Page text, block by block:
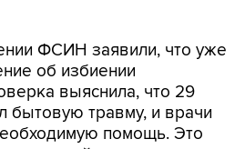
выяснила, что 29
бытовую травму, и врачи
помощь. Это
и свидетели